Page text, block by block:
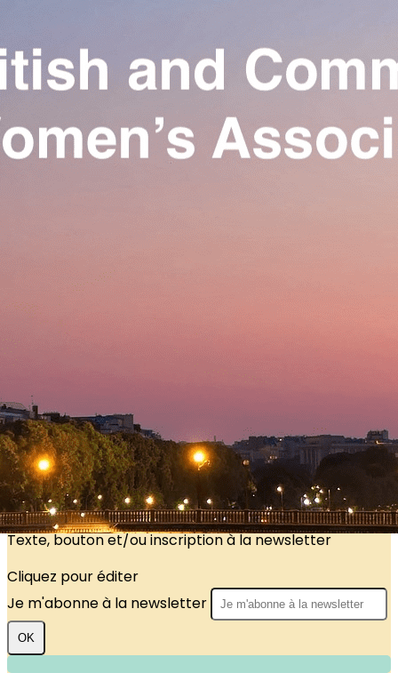
Exporter uniquement les colonnes affichées
Ajoutez un logo, un bouton, des réseaux sociaux
Our Association
Activities
Join us
?>
Images de la page d'accueil
Cliquez pour éditer
Texte, bouton et/ou inscription à la newsletter
Cliquez pour éditer
Je m'abonne à la newsletter
OK